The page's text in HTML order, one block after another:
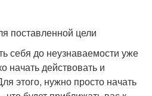
поставленной цели
себя до неузнаваемости уже
начать действовать и
этого, нужно просто начать